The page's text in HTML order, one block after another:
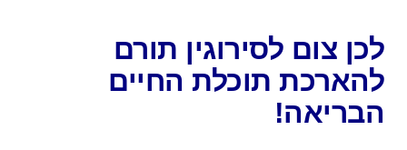
לכן צום לסירוגין תורם
להארכת תוכלת החיים
הבריאה!